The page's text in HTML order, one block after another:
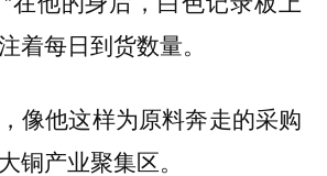
着每日到货数量。
像他这样为原料奔走的采购
铜产业聚集区。